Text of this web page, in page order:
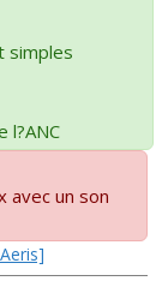
simples
l?ANC
avec un son